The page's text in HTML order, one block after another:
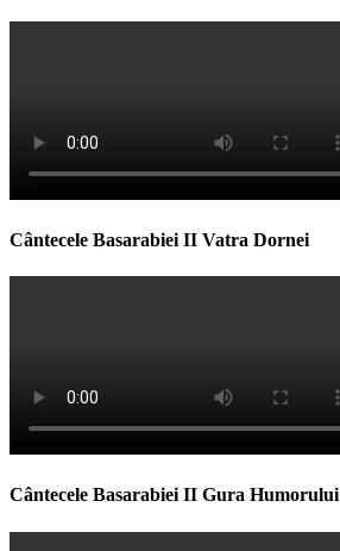
Cântecele Basarabiei II Vatra Dornei
Cântecele Basarabiei II Gura Humorului